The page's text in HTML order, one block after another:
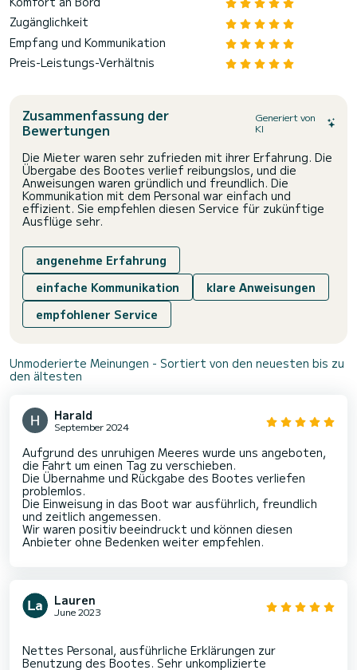
Zugänglichkeit
Empfang und Kommunikation
Preis-Leistungs-Verhältnis
Zusammenfassung der
Bewertungen
Generiert von
KI
Die Mieter waren sehr zufrieden mit ihrer Erfahrung. Die
Übergabe des Bootes verlief reibungslos, und die
Anweisungen waren gründlich und freundlich. Die
Kommunikation mit dem Personal war einfach und
effizient. Sie empfehlen diesen Service für zukünftige
Ausflüge sehr.
angenehme Erfahrung
einfache Kommunikation
klare Anweisungen
empfohlener Service
Unmoderierte Meinungen - Sortiert von den neuesten bis zu
den ältesten
Harald
September 2024
Aufgrund des unruhigen Meeres wurde uns angeboten,
die Fahrt um einen Tag zu verschieben.
Die Übernahme und Rückgabe des Bootes verliefen
problemlos.
Die Einweisung in das Boot war ausführlich, freundlich
und zeitlich angemessen.
Wir waren positiv beeindruckt und können diesen
Anbieter ohne Bedenken weiter empfehlen.
Lauren
June 2023
Nettes Personal, ausführliche Erklärungen zur
Benutzung des Bootes. Sehr unkomplizierte